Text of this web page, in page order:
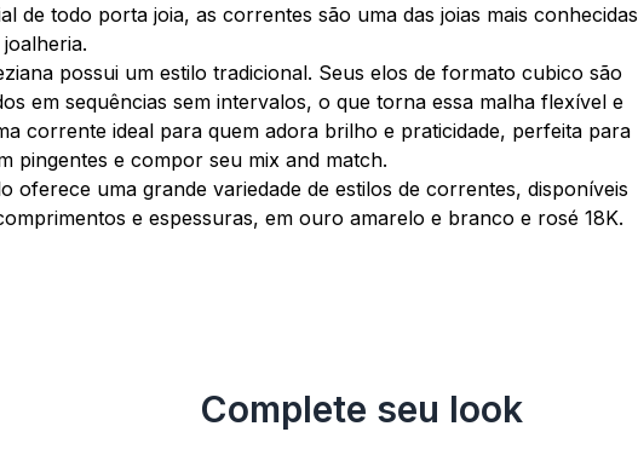
de todo porta joia, as correntes são uma das joias mais conhecidas
possui um estilo tradicional. Seus elos de formato cubico são
em sequências sem intervalos, o que torna essa malha flexível e
corrente ideal para quem adora brilho e praticidade, perfeita para
pingentes e compor seu mix and match.
oferece uma grande variedade de estilos de correntes, disponíveis
e espessuras, em ouro amarelo e branco e rosé 18K.
Complete seu look